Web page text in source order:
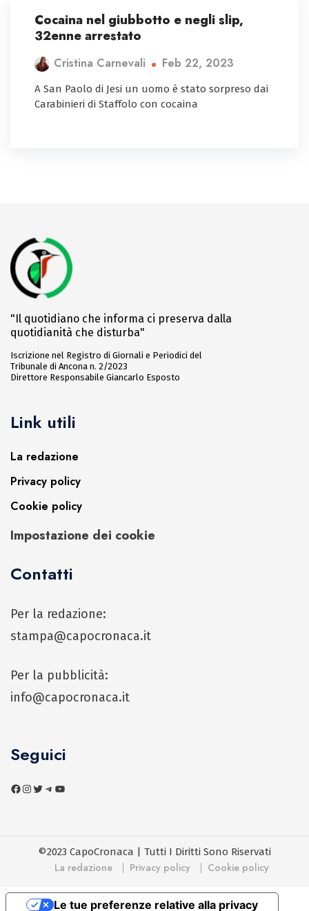
Cocaina nel giubbotto e negli slip,
32enne arrestato
Cristina Carnevali Feb 22, 2023
A San Paolo di Jesi un uomo è stato sorpreso dai
Carabinieri di Staffolo con cocaina
"Il quotidiano che informa ci preserva dalla
quotidianità che disturba"
Iscrizione nel Registro di Giornali e Periodici del
Tribunale di Ancona n. 2/2023
Direttore Responsabile Giancarlo Esposto
Link utili
La redazione
Privacy policy
Cookie policy
Impostazione dei cookie
Contatti
Per la redazione:
stampa@capocronaca.it
Per la pubblicità:
info@capocronaca.it
Seguici
©2023 CapoCronaca | Tutti I Diritti Sono Riservati
La redazione Privacy policy Cookie policy
Le tue preferenze relative alla privacy